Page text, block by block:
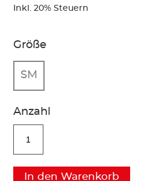
Inkl. 20% Steuern
Größe
SM
Anzahl
In den Warenkorb